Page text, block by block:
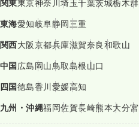
関東東京神奈川埼玉千葉茨城栃木
東海愛知岐阜静岡三重
関西大阪京都兵庫滋賀奈良和歌山
中国広島岡山鳥取島根山口
四国徳島香川愛媛高知
九州・沖縄福岡佐賀長崎熊本大分